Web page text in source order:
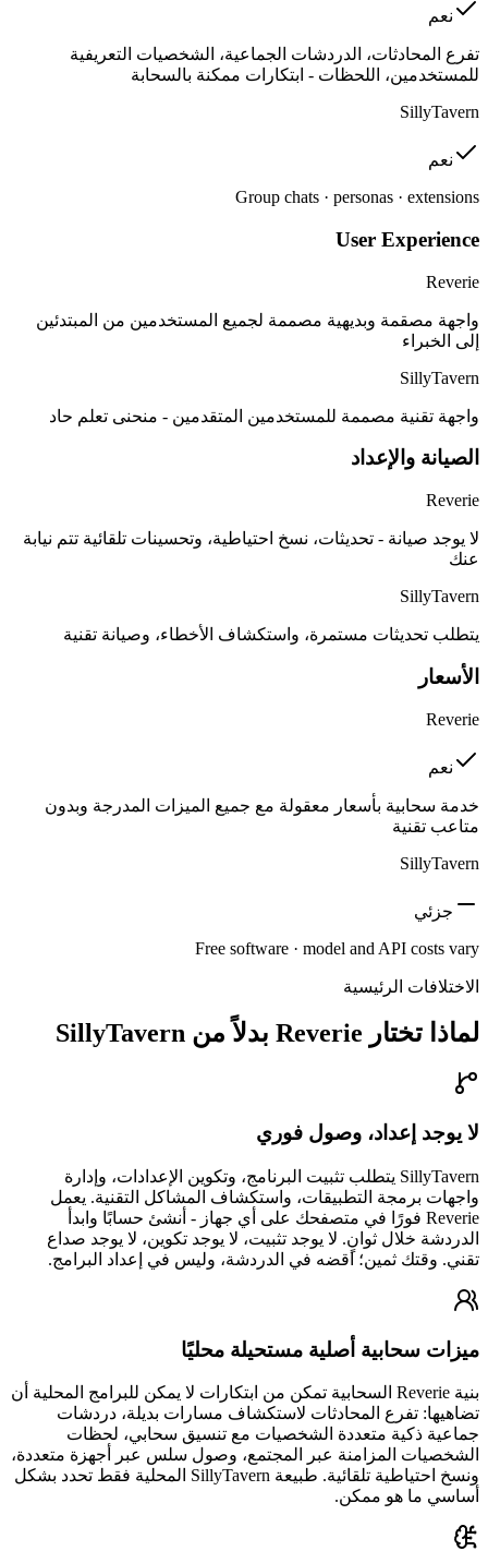
نعم
تفرع المحادثات، الدردشات الجماعية، الشخصيات التعريفية
للمستخدمين، اللحظات - ابتكارات ممكنة بالسحابة
SillyTavern
نعم
Group chats · personas · extensions
User Experience
Reverie
واجهة مصقمة وبديهية مصممة لجميع المستخدمين من المبتدئين
إلى الخبراء
SillyTavern
واجهة تقنية مصممة للمستخدمين المتقدمين - منحنى تعلم حاد
الصيانة والإعداد
Reverie
لا يوجد صيانة - تحديثات، نسخ احتياطية، وتحسينات تلقائية تتم نيابة
عنك
SillyTavern
يتطلب تحديثات مستمرة، واستكشاف الأخطاء، وصيانة تقنية
الأسعار
Reverie
نعم
خدمة سحابية بأسعار معقولة مع جميع الميزات المدرجة وبدون
متاعب تقنية
SillyTavern
جزئي
Free software · model and API costs vary
الاختلافات الرئيسية
لماذا تختار Reverie بدلاً من SillyTavern
لا يوجد إعداد، وصول فوري
SillyTavern يتطلب تثبيت البرنامج، وتكوين الإعدادات، وإدارة
واجهات برمجة التطبيقات، واستكشاف المشاكل التقنية. يعمل
Reverie فورًا في متصفحك على أي جهاز - أنشئ حسابًا وابدأ
الدردشة خلال ثوانٍ. لا يوجد تثبيت، لا يوجد تكوين، لا يوجد صداع
تقني. وقتك ثمين؛ اقضه في الدردشة، وليس في إعداد البرامج.
ميزات سحابية أصلية مستحيلة محليًا
بنية Reverie السحابية تمكن من ابتكارات لا يمكن للبرامج المحلية أن
تضاهيها: تفرع المحادثات لاستكشاف مسارات بديلة، دردشات
جماعية ذكية متعددة الشخصيات مع تنسيق سحابي، لحظات
الشخصيات المزامنة عبر المجتمع، وصول سلس عبر أجهزة متعددة،
ونسخ احتياطية تلقائية. طبيعة SillyTavern المحلية فقط تحدد بشكل
أساسي ما هو ممكن.